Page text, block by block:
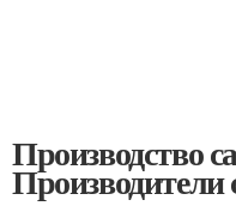
Производство
Производители